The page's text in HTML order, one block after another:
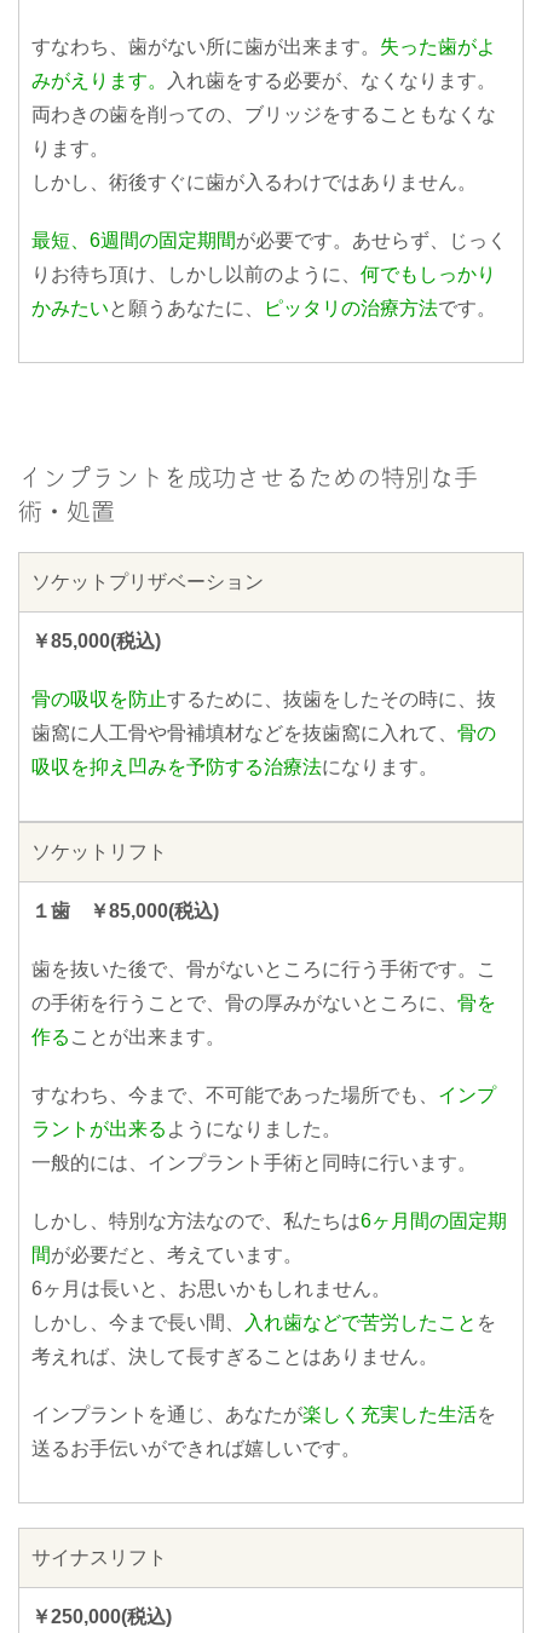
すなわち、歯がない所に歯が出来ます。 失った歯がよ
みがえります。
入れ歯をする必要が、なくなります。
両わきの歯を削っての、ブリッジをすることもなくな
ります。
しかし、術後すぐに歯が入るわけではありません。
最短、6週間の固定期間が必要です。あせらず、じっく
りお待ち頂け、しかし以前のように、 何でもしっかり
かみたいと願うあなたに、 ピッタリの治療方法です。
インプラントを成功させるための特別な手
術・処置
ソケットプリザベーション
￥85,000(税込)
骨の吸収を防止するために、抜歯をしたその時に、抜
歯窩に人工骨や骨補填材などを抜歯窩に入れて、 骨の
吸収を抑え凹みを予防する治療法になります。
ソケットリフト
１歯 ￥85,000(税込)
歯を抜いた後で、骨がないところに行う手術です。こ
の手術を行うことで、骨の厚みがないところに、 骨を
作る ことが出来ます。
すなわち、今まで、不可能であった場所でも、 インプ
ラントが出来る ようになりました。
一般的には、インプラント手術と同時に行います。
しかし、特別な方法なので、私たちは6ヶ月間の固定期
間が必要だと、考えています。
6ヶ月は長いと、お思いかもしれません。
しかし、今まで長い間、
入れ歯などで苦労したこと を
考えれば、決して長すぎることはありません。
インプラントを通じ、あなたが楽しく充実した生活を
送るお手伝いができれば嬉しいです。
サイナスリフト
￥250,000(税込)